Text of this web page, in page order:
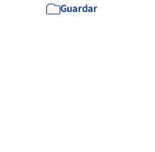
Guardar